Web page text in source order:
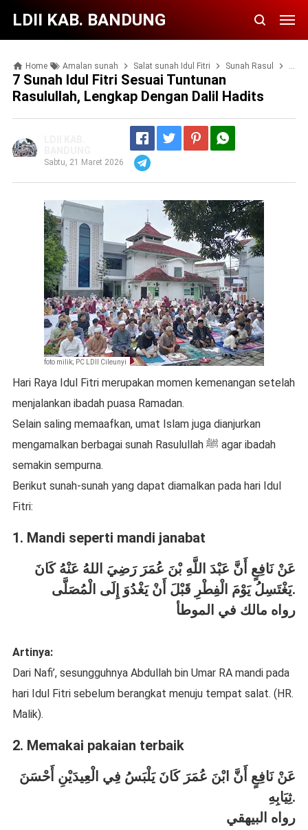
LDII KAB. BANDUNG
Home Amalan sunah Salat sunah Idul Fitri Sunah Rasul
7 Sunah Idul Fitri Sesuai Tuntunan
Rasulullah, Lengkap Dengan Dalil Hadits
Sabtu, 21 Maret 2026
foto milik; PC LDII Cileunyi
Hari Raya Idul Fitri merupakan momen kemenangan setelah
menjalankan ibadah puasa Ramadan.
Selain saling memaafkan, umat Islam juga dianjurkan
mengamalkan berbagai sunah Rasulullah ﷺ agar ibadah
semakin sempurna.
Berikut sunah-sunah yang dapat diamalkan pada hari Idul
Fitri:
1. Mandi seperti mandi janabat
عَنْ نَافِعٍ أَنَّ عَبْدَ اللَّهِ بْنَ عُمَرَ رَضِيَ اللهُ عَنْهُ كَانَ
يَغْتَسِلُ يَوْمَ الْفِطْرِ قَبْلَ أَنْ يَغْدُوَ إِلَى الْمُصَلَّى.
رواه مالك في الموطأ
Artinya:
Dari Nafi’, sesungguhnya Abdullah bin Umar RA mandi pada
hari Idul Fitri sebelum berangkat menuju tempat salat. (HR.
Malik).
2. Memakai pakaian terbaik
عَنْ نَافِعٍ أَنَّ ابْنَ عُمَرَ كَانَ يَلْبَسُ فِي الْعِيدَيْنِ أَحْسَنَ
ثِيَابِهِ.
رواه البيهقي